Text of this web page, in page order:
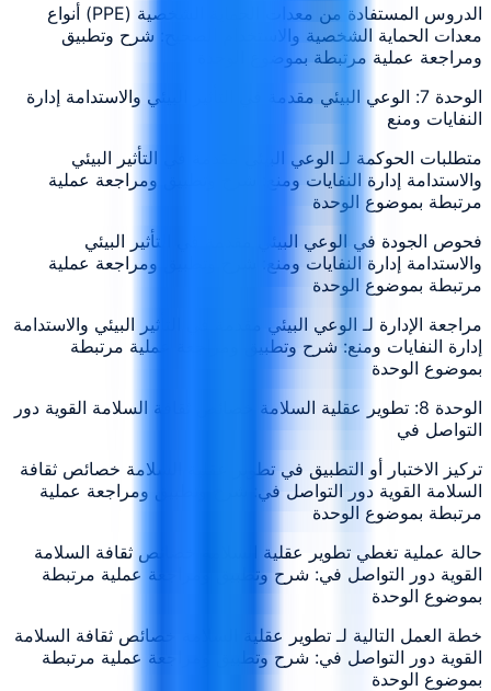
الدروس المستفادة من معدات الحماية الشخصية (PPE) أنواع
معدات الحماية الشخصية والاستخدام الصحيح: شرح وتطبيق
ومراجعة عملية مرتبطة بموضوع الوحدة
الوحدة 7: الوعي البيئي مقدمة في التأثير البيئي والاستدامة إدارة
النفايات ومنع
متطلبات الحوكمة لـ الوعي البيئي مقدمة في التأثير البيئي
والاستدامة إدارة النفايات ومنع: شرح وتطبيق ومراجعة عملية
مرتبطة بموضوع الوحدة
فحوص الجودة في الوعي البيئي مقدمة في التأثير البيئي
والاستدامة إدارة النفايات ومنع: شرح وتطبيق ومراجعة عملية
مرتبطة بموضوع الوحدة
مراجعة الإدارة لـ الوعي البيئي مقدمة في التأثير البيئي والاستدامة
إدارة النفايات ومنع: شرح وتطبيق ومراجعة عملية مرتبطة
بموضوع الوحدة
الوحدة 8: تطوير عقلية السلامة خصائص ثقافة السلامة القوية دور
التواصل في
تركيز الاختبار أو التطبيق في تطوير عقلية السلامة خصائص ثقافة
السلامة القوية دور التواصل في: شرح وتطبيق ومراجعة عملية
مرتبطة بموضوع الوحدة
حالة عملية تغطي تطوير عقلية السلامة خصائص ثقافة السلامة
القوية دور التواصل في: شرح وتطبيق ومراجعة عملية مرتبطة
بموضوع الوحدة
خطة العمل التالية لـ تطوير عقلية السلامة خصائص ثقافة السلامة
القوية دور التواصل في: شرح وتطبيق ومراجعة عملية مرتبطة
بموضوع الوحدة